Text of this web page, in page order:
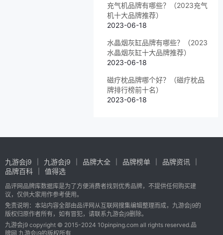
充气机品牌有哪些？（2023充气
机十大品牌推荐）
2023-06-18
水晶烟灰缸品牌有哪些？（2023
水晶烟灰缸十大品牌推荐）
2023-06-18
磁疗枕品牌哪个好？（磁疗枕品
牌排行榜前十名）
2023-06-18
九游会j9 九游会j9 品牌大全 品牌榜单
品牌资讯
品牌百科
值得选
品评网品牌库数据库是为了方便消费者找到优秀品牌，不提供任何购买建
议，仅供大家用作参考使用。
免责说明：本站内容全部由品评网从互联网搜集编辑整理而成，九游会j9的
版权归原作者所有，如有冒犯，请联系九游会j9删除。
九游会j9 copyright © 2015-2024 10pinping.com all rights reserved.品
牌网 九游会j9的版权所有